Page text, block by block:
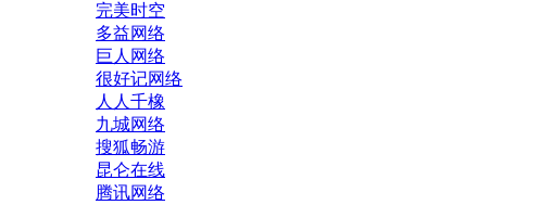
完美时空
多益网络
巨人网络
很好记网络
人人千橡
九城网络
搜狐畅游
昆仑在线
腾讯网络